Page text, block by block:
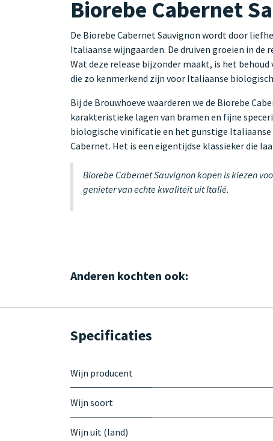
Biorebe Cabernet
De Biorebe Cabernet Sauvignon wordt door
Italiaanse wijngaarden. De druiven groeien in
Wat deze release bijzonder maakt, is het
die zo kenmerkend zijn voor Italiaanse
Bij de Brouwhoeve waarderen we de Biorebe
karakteristieke lagen van bramen en fijne
biologische vinificatie en het gunstige
Cabernet. Het is een eigentijdse klassieker die
Biorebe Cabernet Sauvignon kopen is kiezen
genieter van echte kwaliteit uit Italië.
Anderen kochten ook:
Specificaties
Wijn producent
Wijn soort
Wijn uit (land)